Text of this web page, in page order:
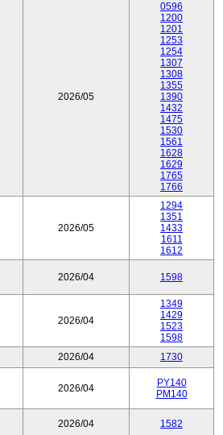
2026/05
0596
1200
1201
1253
1254
1307
1308
1355
1390
1432
1475
1530
1561
1628
1629
1765
1766
2026/05
1294
1351
1433
1611
1612
2026/04 1598
2026/04
1349
1429
1523
1598
2026/04 1730
2026/04
PY140
PM140
2026/04 1582